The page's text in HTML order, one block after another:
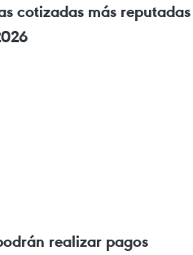
cotizadas más reputadas
realizar pagos